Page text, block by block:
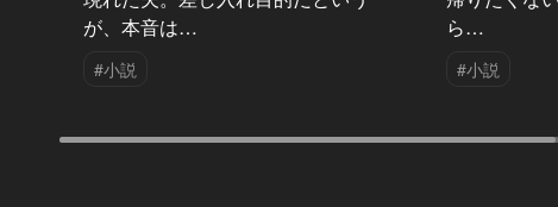
が、本音は…
#小説
ら…
#小説